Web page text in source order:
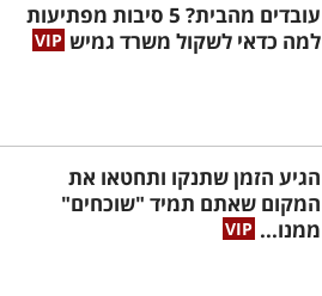
עובדים מהבית? 5 סיבות מפתיעות
למה כדאי לשקול משרד גמיש
הגיע הזמן שתנקו ותחטאו את
המקום שאתם תמיד "שוכחים"
ממנו...